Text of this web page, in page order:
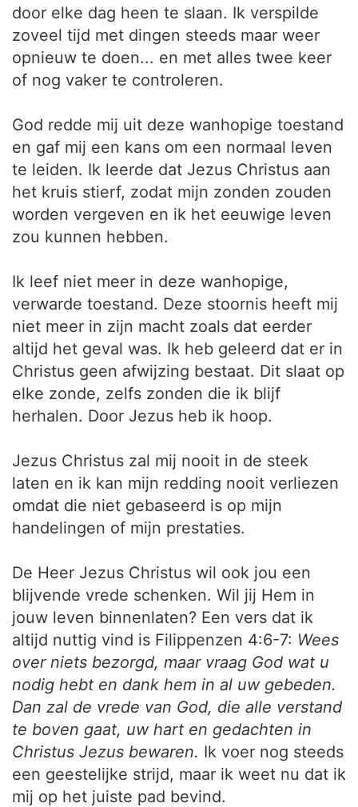
door elke dag heen te slaan. Ik verspilde
zoveel tijd met dingen steeds maar weer
opnieuw te doen... en met alles twee keer
of nog vaker te controleren.
God redde mij uit deze wanhopige toestand
en gaf mij een kans om een normaal leven
te leiden. Ik leerde dat Jezus Christus aan
het kruis stierf, zodat mijn zonden zouden
worden vergeven en ik het eeuwige leven
zou kunnen hebben.
Ik leef niet meer in deze wanhopige,
verwarde toestand. Deze stoornis heeft mij
niet meer in zijn macht zoals dat eerder
altijd het geval was. Ik heb geleerd dat er in
Christus geen afwijzing bestaat. Dit slaat op
elke zonde, zelfs zonden die ik blijf
herhalen. Door Jezus heb ik hoop.
Jezus Christus zal mij nooit in de steek
laten en ik kan mijn redding nooit verliezen
omdat die niet gebaseerd is op mijn
handelingen of mijn prestaties.
De Heer Jezus Christus wil ook jou een
blijvende vrede schenken. Wil jij Hem in
jouw leven binnenlaten? Een vers dat ik
altijd nuttig vind is Filippenzen 4:6-7: Wees
over niets bezorgd, maar vraag God wat u
nodig hebt en dank hem in al uw gebeden.
Dan zal de vrede van God, die alle verstand
te boven gaat, uw hart en gedachten in
Christus Jezus bewaren. Ik voer nog steeds
een geestelijke strijd, maar ik weet nu dat ik
mij op het juiste pad bevind.